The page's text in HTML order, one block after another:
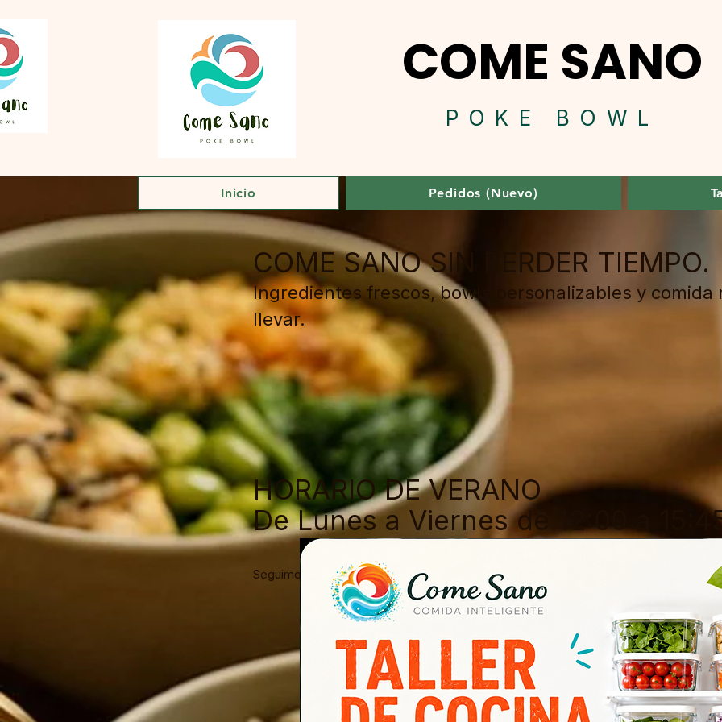
COME SANO
POK E BOWL
Inicio Pedidos (Nuevo)
COME SANO SIN PERDER TIEMPO.
Ingredientes frescos, bowls personalizables y comida
llevar.
PEDIR MI BOWL
HORARIO DE VERANO
De Lunes a Viernes de 12:00 a
Seguimos cogiendo encargos. Tlf 647477384.